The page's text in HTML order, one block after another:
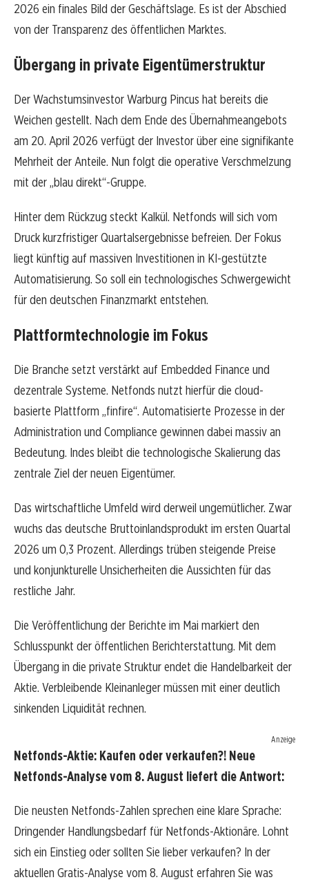
2026 ein finales Bild der Geschäftslage. Es ist der Abschied
von der Transparenz des öffentlichen Marktes.
Übergang in private Eigentümerstruktur
Der Wachstumsinvestor Warburg Pincus hat bereits die
Weichen gestellt. Nach dem Ende des Übernahmeangebots
am 20. April 2026 verfügt der Investor über eine signifikante
Mehrheit der Anteile. Nun folgt die operative Verschmelzung
mit der „blau direkt“-Gruppe.
Hinter dem Rückzug steckt Kalkül. Netfonds will sich vom
Druck kurzfristiger Quartalsergebnisse befreien. Der Fokus
liegt künftig auf massiven Investitionen in KI-gestützte
Automatisierung. So soll ein technologisches Schwergewicht
für den deutschen Finanzmarkt entstehen.
Plattformtechnologie im Fokus
Die Branche setzt verstärkt auf Embedded Finance und
dezentrale Systeme. Netfonds nutzt hierfür die cloud-
basierte Plattform „finfire“. Automatisierte Prozesse in der
Administration und Compliance gewinnen dabei massiv an
Bedeutung. Indes bleibt die technologische Skalierung das
zentrale Ziel der neuen Eigentümer.
Das wirtschaftliche Umfeld wird derweil ungemütlicher. Zwar
wuchs das deutsche Bruttoinlandsprodukt im ersten Quartal
2026 um 0,3 Prozent. Allerdings trüben steigende Preise
und konjunkturelle Unsicherheiten die Aussichten für das
restliche Jahr.
Die Veröffentlichung der Berichte im Mai markiert den
Schlusspunkt der öffentlichen Berichterstattung. Mit dem
Übergang in die private Struktur endet die Handelbarkeit der
Aktie. Verbleibende Kleinanleger müssen mit einer deutlich
sinkenden Liquidität rechnen.
Anzeige
Netfonds-Aktie: Kaufen oder verkaufen?! Neue
Netfonds-Analyse vom 8. August liefert die Antwort:
Die neusten Netfonds-Zahlen sprechen eine klare Sprache:
Dringender Handlungsbedarf für Netfonds-Aktionäre. Lohnt
sich ein Einstieg oder sollten Sie lieber verkaufen? In der
aktuellen Gratis-Analyse vom 8. August erfahren Sie was